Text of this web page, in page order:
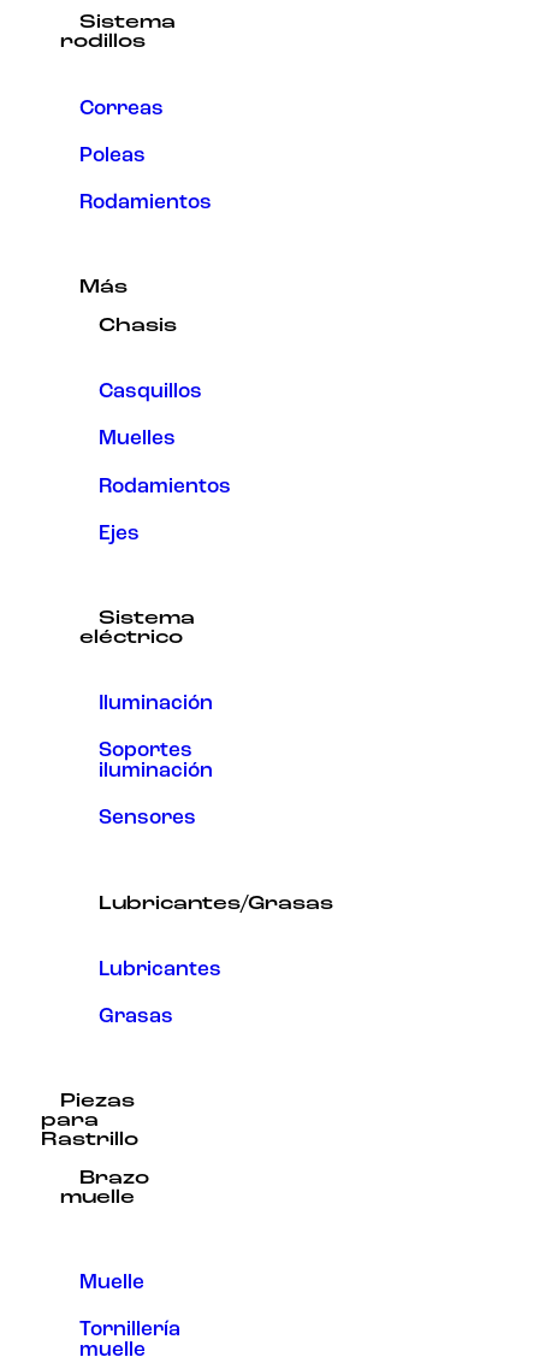
Sistema
rodillos
Correas
Poleas
Rodamientos
Más
Chasis
Casquillos
Muelles
Rodamientos
Ejes
Sistema
eléctrico
Iluminación
Soportes
iluminación
Sensores
Lubricantes/Grasas
Lubricantes
Grasas
Piezas
para
Rastrillo
Brazo
muelle
Muelle
Tornillería
muelle